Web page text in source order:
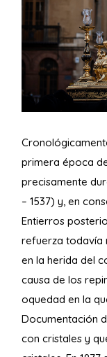
primera época
precisamente
– 1537) y, en
Entierros
refuerza todavía
en la herida del
causa de los
oquedad en la
Documentación
con cristales y